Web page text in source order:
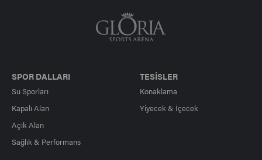
SPOR DALLARI
Su Sporları
Kapalı Alan
Açık Alan
Sağlık & Performans
TESİSLER
Konaklama
Yiyecek & İçecek